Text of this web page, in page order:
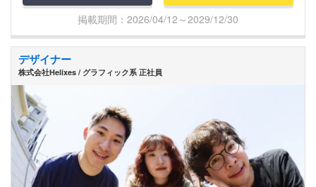
掲載期間：2026/04/12～2029/12/30
デザイナー
株式会社Helixes / グラフィック系 正社員